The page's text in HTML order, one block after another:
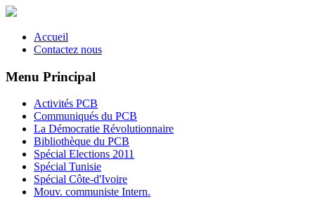
Accueil
Contactez nous
Menu Principal
Activités PCB
Communiqués du PCB
La Démocratie Révolutionnaire
Bibliothèque du PCB
Spécial Elections 2011
Spécial Tunisie
Spécial Côte-d'Ivoire
Mouv. communiste Intern.